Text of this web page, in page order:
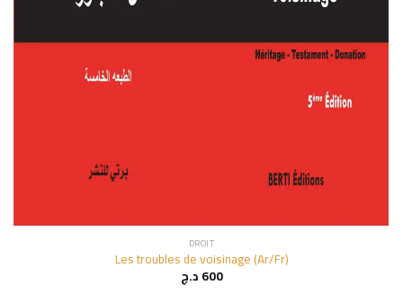
DROIT
Les troubles de voisinage (Ar/Fr)
600د.ج